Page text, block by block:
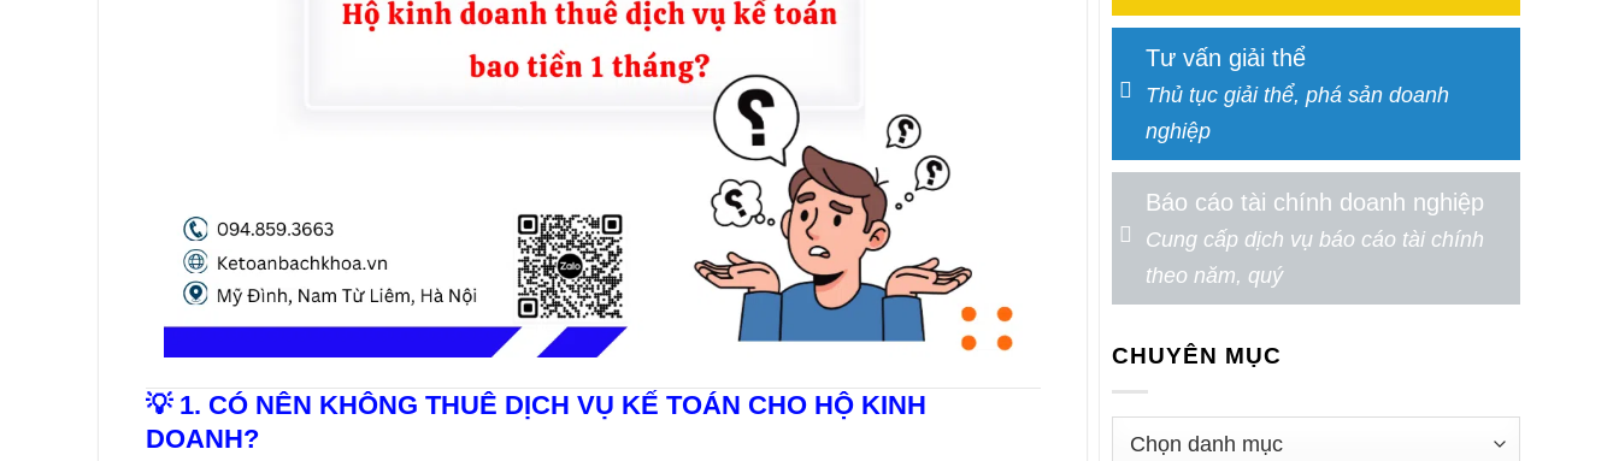
💡 1. CÓ NÊN KHÔNG THUÊ DỊCH VỤ KẾ TOÁN CHO HỘ KINH
DOANH?
Tư vấn giải thể
Thủ tục giải thể, phá sản doanh
nghiệp
Báo cáo tài chính doanh nghiệp
Cung cấp dịch vụ báo cáo tài chính
theo năm, quý
CHUYÊN MỤC